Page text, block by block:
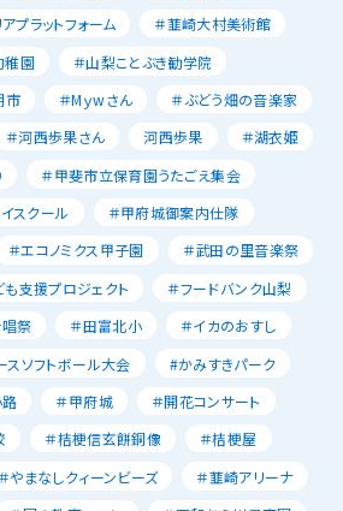
プラットフォーム
＃韮崎大村美術館
稚園
＃山梨ことぶき勧学院
市
＃Mｙwさん
＃ぶどう畑の音楽家
＃河西歩果さん 河西歩果
＃湖衣姫
＃甲斐市立保育園うたごえ集会
スクール
＃甲府城御案内仕隊
＃エコノミクス甲子園
＃武田の里音楽祭
支援プロジェクト
＃フードバンク山梨
祭
＃田富北小
＃イカのおすし
スソフトボール大会
#かみすきパーク
＃甲府城
＃開花コンサート
＃桔梗信玄餅銅像
＃桔梗屋
＃やまなしクィーンビーズ
＃韮崎アリーナ